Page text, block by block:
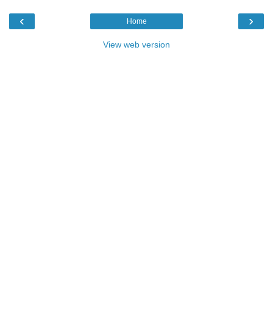
‹ ›
Home
View web version